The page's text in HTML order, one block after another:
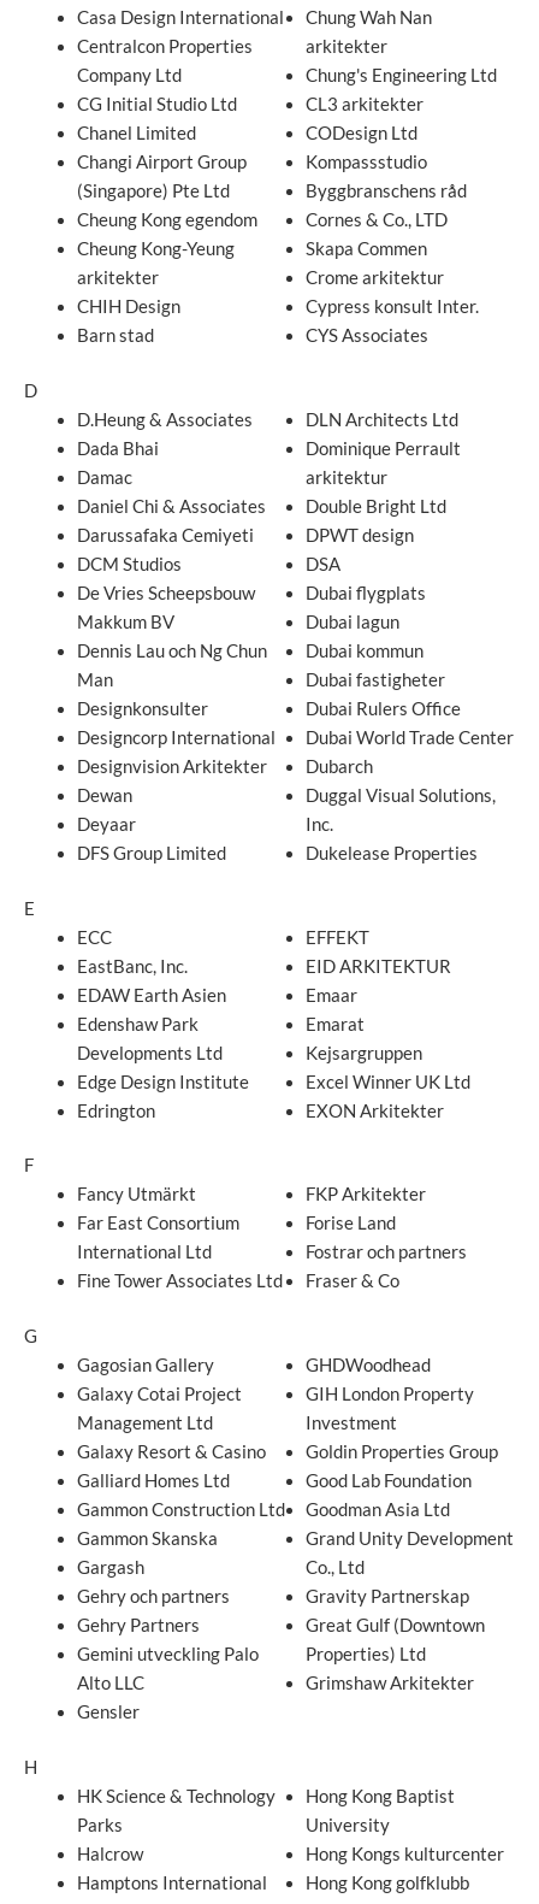
Casa Design International
Centralcon Properties
Company Ltd
CG Initial Studio Ltd
Chanel Limited
Changi Airport Group
(Singapore) Pte Ltd
Cheung Kong egendom
Cheung Kong-Yeung
arkitekter
CHIH Design
Barn stad
Chung Wah Nan
arkitekter
Chung's Engineering Ltd
CL3 arkitekter
CODesign Ltd
Kompassstudio
Byggbranschens råd
Cornes & Co., LTD
Skapa Commen
Crome arkitektur
Cypress konsult Inter.
CYS Associates
D
D.Heung & Associates
Dada Bhai
Damac
Daniel Chi & Associates
Darussafaka Cemiyeti
DCM Studios
De Vries Scheepsbouw
Makkum BV
Dennis Lau och Ng Chun
Man
Designkonsulter
Designcorp International
Designvision Arkitekter
Dewan
Deyaar
DFS Group Limited
DLN Architects Ltd
Dominique Perrault
arkitektur
Double Bright Ltd
DPWT design
DSA
Dubai flygplats
Dubai lagun
Dubai kommun
Dubai fastigheter
Dubai Rulers Office
Dubai World Trade Center
Dubarch
Duggal Visual Solutions,
Inc.
Dukelease Properties
E
ECC
EastBanc, Inc.
EDAW Earth Asien
Edenshaw Park
Developments Ltd
Edge Design Institute
Edrington
EFFEKT
EID ARKITEKTUR
Emaar
Emarat
Kejsargruppen
Excel Winner UK Ltd
EXON Arkitekter
F
Fancy Utmärkt
Far East Consortium
International Ltd
Fine Tower Associates Ltd
FKP Arkitekter
Forise Land
Fostrar och partners
Fraser & Co
G
Gagosian Gallery
Galaxy Cotai Project
Management Ltd
Galaxy Resort & Casino
Galliard Homes Ltd
Gammon Construction Ltd
Gammon Skanska
Gargash
Gehry och partners
Gehry Partners
Gemini utveckling Palo
Alto LLC
Gensler
GHDWoodhead
GIH London Property
Investment
Goldin Properties Group
Good Lab Foundation
Goodman Asia Ltd
Grand Unity Development
Co., Ltd
Gravity Partnerskap
Great Gulf (Downtown
Properties) Ltd
Grimshaw Arkitekter
H
HK Science & Technology
Parks
Halcrow
Hamptons International
Hong Kong Baptist
University
Hong Kongs kulturcenter
Hong Kong golfklubb